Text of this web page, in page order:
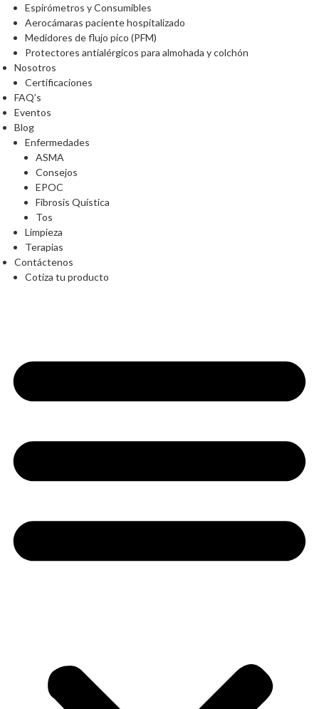
Espirómetros y Consumibles
Aerocámaras paciente hospitalizado
Medidores de flujo pico (PFM)
Protectores antialérgicos para almohada y colchón
Nosotros
Certificaciones
FAQ’s
Eventos
Blog
Enfermedades
ASMA
Consejos
EPOC
Fibrosis Quística
Tos
Limpieza
Terapias
Contáctenos
Cotiza tu producto